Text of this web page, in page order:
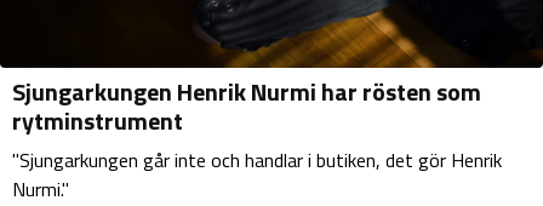
Sjungarkungen Henrik Nurmi har rösten som
rytminstrument
"Sjungarkungen går inte och handlar i butiken, det gör Henrik
Nurmi."